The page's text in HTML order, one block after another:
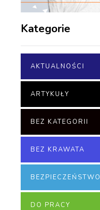
Kategorie
AKTUALNOŚCI
ARTYKUŁY
BEZ KATEGORII
BEZ KRAWATA
BEZPIECZEŃSTWO
DO PRACY